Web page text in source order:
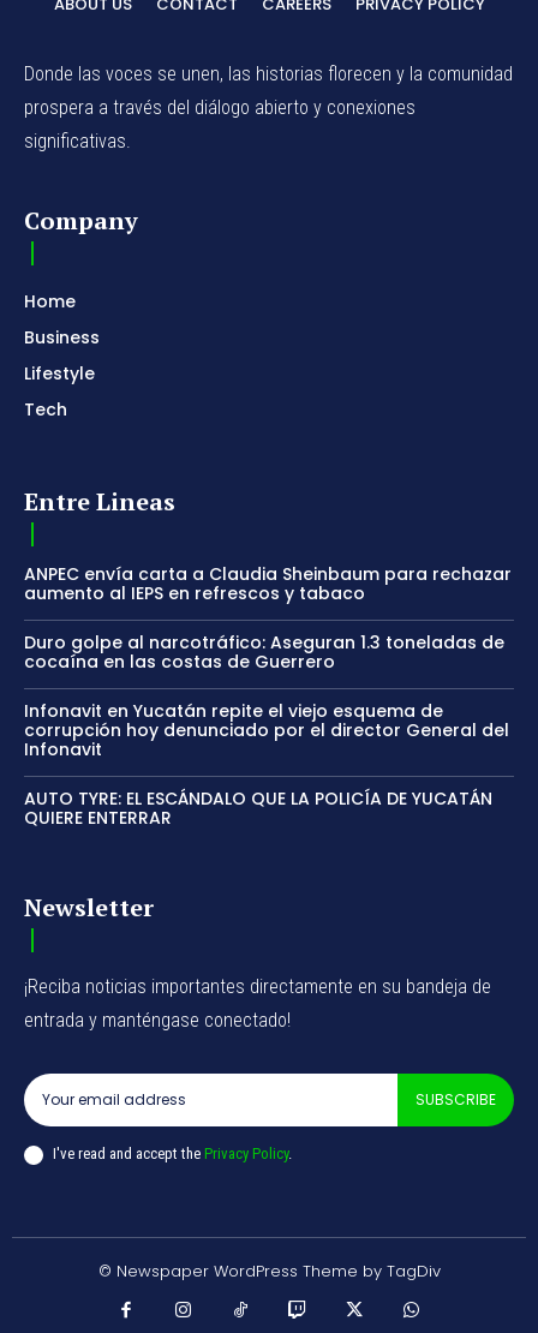
Donde las voces se unen, las historias florecen y la comunidad
prospera a través del diálogo abierto y conexiones
significativas.
Company
Home
Business
Lifestyle
Tech
Entre Lineas
ANPEC envía carta a Claudia Sheinbaum para rechazar
aumento al IEPS en refrescos y tabaco
Duro golpe al narcotráfico: Aseguran 1.3 toneladas de
cocaína en las costas de Guerrero
Infonavit en Yucatán repite el viejo esquema de
corrupción hoy denunciado por el director General del
Infonavit
AUTO TYRE: EL ESCÁNDALO QUE LA POLICÍA DE YUCATÁN
QUIERE ENTERRAR
Newsletter
¡Reciba noticias importantes directamente en su bandeja de
entrada y manténgase conectado!
SUBSCRIBE
I've read and accept the Privacy Policy.
© Newspaper WordPress Theme by TagDiv